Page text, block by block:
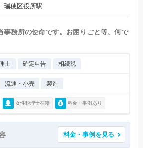
瑞穂区役所駅
事務所の使命です。お困りごと等、何で
士 確定申告 相続税
流通・小売 製造
女性税理士在籍 料金・事例あり
料金・事例を見る